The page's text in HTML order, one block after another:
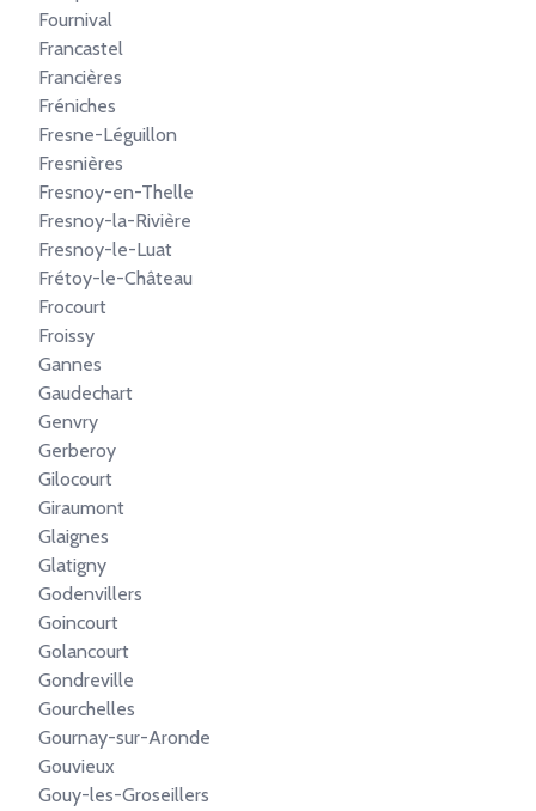
Fournival
Francastel
Francières
Fréniches
Fresne-Léguillon
Fresnières
Fresnoy-en-Thelle
Fresnoy-la-Rivière
Fresnoy-le-Luat
Frétoy-le-Château
Frocourt
Froissy
Gannes
Gaudechart
Genvry
Gerberoy
Gilocourt
Giraumont
Glaignes
Glatigny
Godenvillers
Goincourt
Golancourt
Gondreville
Gourchelles
Gournay-sur-Aronde
Gouvieux
Gouy-les-Groseillers